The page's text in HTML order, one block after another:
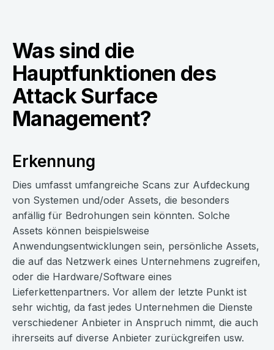
Was sind die
Hauptfunktionen des
Attack Surface
Management?
Erkennung
Dies umfasst umfangreiche Scans zur Aufdeckung
von Systemen und/oder Assets, die besonders
anfällig für Bedrohungen sein könnten. Solche
Assets können beispielsweise
Anwendungsentwicklungen sein, persönliche Assets,
die auf das Netzwerk eines Unternehmens zugreifen,
oder die Hardware/Software eines
Lieferkettenpartners. Vor allem der letzte Punkt ist
sehr wichtig, da fast jedes Unternehmen die Dienste
verschiedener Anbieter in Anspruch nimmt, die auch
ihrerseits auf diverse Anbieter zurückgreifen usw.